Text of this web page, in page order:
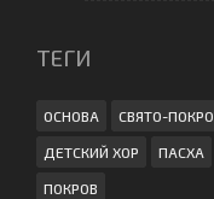
ТЕГИ
ОСНОВА СВЯТО-
ДЕТСКИЙ ХОР ПАСХА
ПОКРОВ